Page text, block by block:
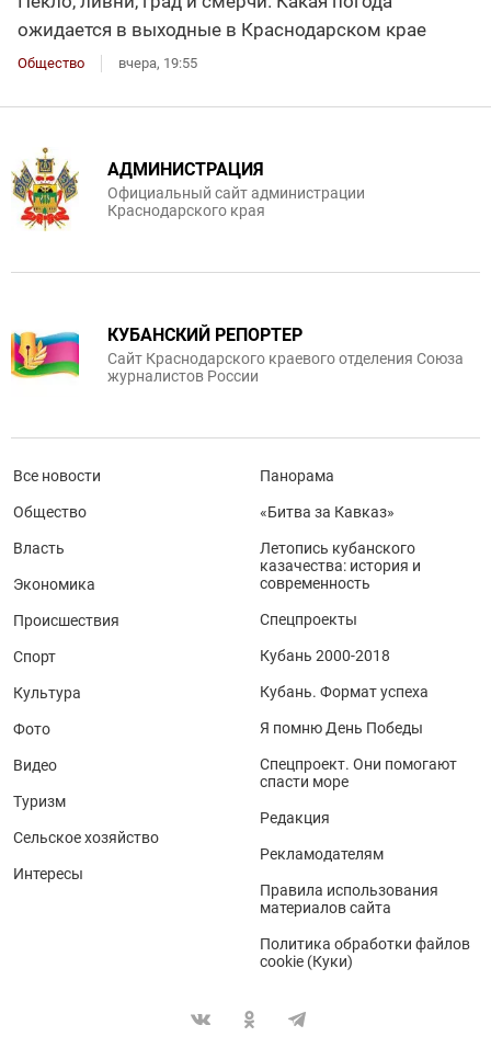
ожидается в выходные в Краснодарском крае
Общество вчера, 19:55
АДМИНИСТРАЦИЯ
Официальный сайт администрации
Краснодарского края
КУБАНСКИЙ РЕПОРТЕР
Сайт Краснодарского краевого отделения Союза
журналистов России
Все новости
Общество
Власть
Экономика
Происшествия
Спорт
Культура
Фото
Видео
Туризм
Сельское хозяйство
Интересы
Панорама
«Битва за Кавказ»
Летопись кубанского
казачества: история и
современность
Спецпроекты
Кубань 2000-2018
Кубань. Формат успеха
Я помню День Победы
Спецпроект. Они помогают
спасти море
Редакция
Рекламодателям
Правила использования
материалов сайта
Политика обработки файлов
cookie (Куки)